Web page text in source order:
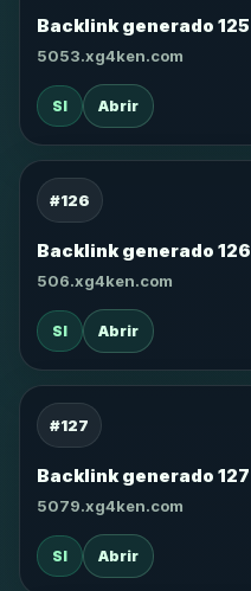
Backlink generado 125
5053.xg4ken.com
SI Abrir
#126
Backlink generado 126
506.xg4ken.com
SI Abrir
#127
Backlink generado 127
5079.xg4ken.com
SI Abrir